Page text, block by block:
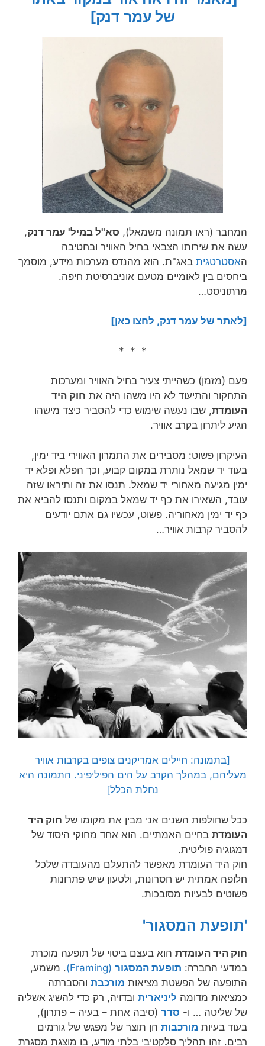
של עמר דנק]
המחבר (ראו תמונה משמאל), סא"ל במיל' עמר דנק,
עשה את שירותו הצבאי בחיל האוויר ובחטיבה
האסטרטגית באג"ת. הוא מהנדס מערכות מידע, מוסמך
ביחסים בין לאומיים מטעם אוניברסיטת חיפה.
מרתוניסט…
[לאתר של עמר דנק, לחצו כאן]
* * *
פעם (מזמן) כשהייתי צעיר בחיל האוויר ומערכות
התחקור והתיעוד לא היו משהו היה את חוק היד
העומדת, שבו נעשה שימוש כדי להסביר כיצד מישהו
הגיע ליתרון בקרב אוויר.
העיקרון פשוט: מסבירים את התמרון האווירי ביד ימין,
בעוד יד שמאל נותרת במקום קבוע, וכך הפלא ופלא יד
ימין מגיעה מאחורי יד שמאל. תנסו את זה ותיראו שזה
עובד, השאירו את כף יד שמאל במקום ותנסו להביא את
כף יד ימין מאחוריה. פשוט, עכשיו גם אתם יודעים
להסביר קרבות אוויר…
[בתמונה: חיילים אמריקנים צופים בקרבות אוויר
מעליהם, במהלך הקרב על הים הפיליפיני. התמונה היא
נחלת הכלל]
ככל שחולפות השנים אני מבין את מקומו של חוק היד
העומדת בחיים האמתיים. הוא אחד מחוקי היסוד של
דמגוגיה פוליטית.
חוק היד העומדת מאפשר להתעלם מהעובדה שלכל
חלופה אמתית יש חסרונות, ולטעון שיש פתרונות
פשוטים לבעיות מסובכות.
'תופעת המסגור'
חוק היד העומדת הוא בעצם ביטוי של תופעה מוכרת
במדעי החברה: תופעת המסגור (Framing)
. משמע,
התופעה של הפשטת מציאות מורכבת והסברתה
כמציאות מדומה ליניארית ובדויה, רק כדי להשיג אשליה
של שליטה … ו- סדר (סיבה אחת – בעיה – פתרון),
בעוד בעיות מורכבות הן תוצר של מפגש של גורמים
רבים. זהו תהליך סלקטיבי בלתי מודע, בו מוצגת מסגרת